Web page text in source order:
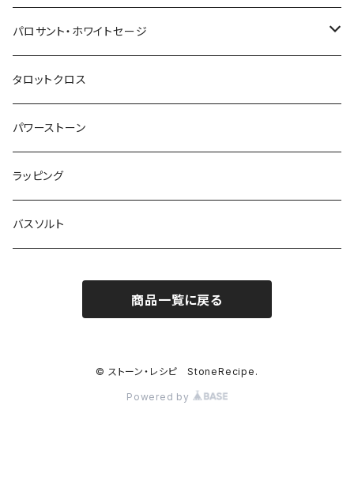
オラクルカード
パロサント・ホワイトセージ
ホワイトセージ
パロサント
セット
タロットクロス
パワーストーン
ラッピング
バスソルト
商品一覧に戻る
© ストーン・レシピ StoneRecipe.
Powered by